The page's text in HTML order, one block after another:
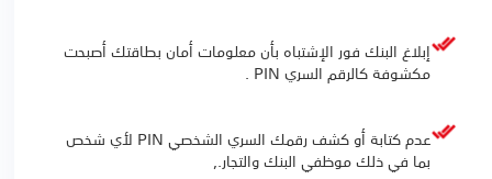
إبلاغ البنك فور الإشتباه بأن معلومات أمان بطاقتك أصبحت
مكشوفة كالرقم السري PIN .
عدم كتابة أو كشف رقمك السري الشخصي PIN لأي شخص
بما في ذلك موظفي البنك والتجار.,